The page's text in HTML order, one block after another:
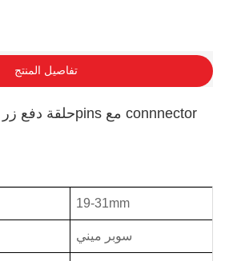
تفاصيل المنتج
لحظة LED حلقة دفع زر التبديل 5pins مع connnector
19-31mm
سوبر ميني